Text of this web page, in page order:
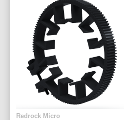
Redrock Micro